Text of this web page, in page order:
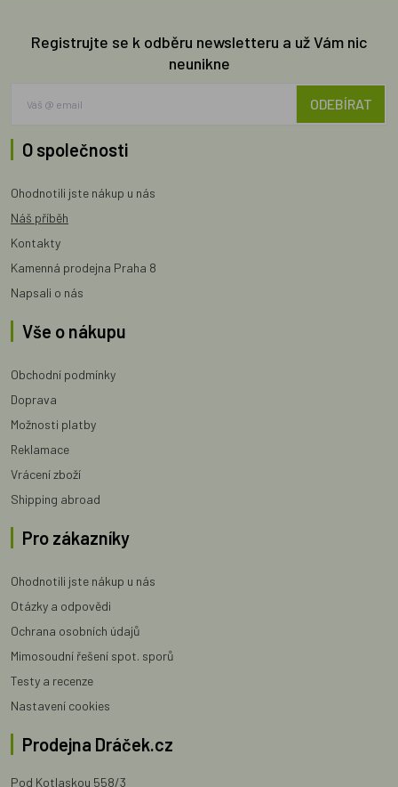
Registrujte se k odběru newsletteru a už Vám nic
neunikne
ODEBÍRAT
O společnosti
Ohodnotili jste nákup u nás
Náš příběh
Kontakty
Kamenná prodejna Praha 8
Napsali o nás
Vše o nákupu
Obchodní podmínky
Doprava
Možnosti platby
Reklamace
Vrácení zboží
Shipping abroad
Pro zákazníky
Ohodnotili jste nákup u nás
Otázky a odpovědi
Ochrana osobních údajů
Mimosoudní řešení spot. sporů
Testy a recenze
Nastavení cookies
Prodejna Dráček.cz
Pod Kotlaskou 558/3